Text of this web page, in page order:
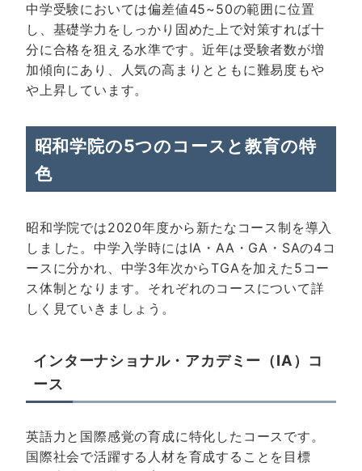
中学受験においては偏差値45~50の範囲に位置
し、基礎学力をしっかり固めた上で対策すれば十
分に合格を狙える水準です。近年は受験者数が増
加傾向にあり、人気の高まりとともに難易度もや
や上昇しています。
昭和学院の5つのコースと教育の特
色
昭和学院では2020年度から新たなコース制を導入
しました。中学入学時にはIA・AA・GA・SAの4コ
ースに分かれ、中学3年次からTGAを加えた5コー
ス体制となります。それぞれのコースについて詳
しく見ていきましょう。
インターナショナル・アカデミー（IA）コ
ース
英語力と国際感覚の育成に特化したコースです。
国際社会で活躍する人材を育成することを目標